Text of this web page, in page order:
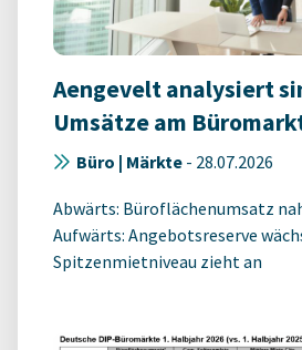
Aengevelt analysiert
Umsätze am
Büro | Märkte - 28.07.2026
Abwärts: Büroflächenumsatz
Aufwärts: Angebotsreserve
Spitzenmietniveau zieht an